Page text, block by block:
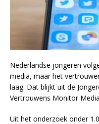
Nederlandse jongeren
media, maar het
laag. Dat blijkt uit de
Vertrouwens Monitor
Uit het onderzoek onder